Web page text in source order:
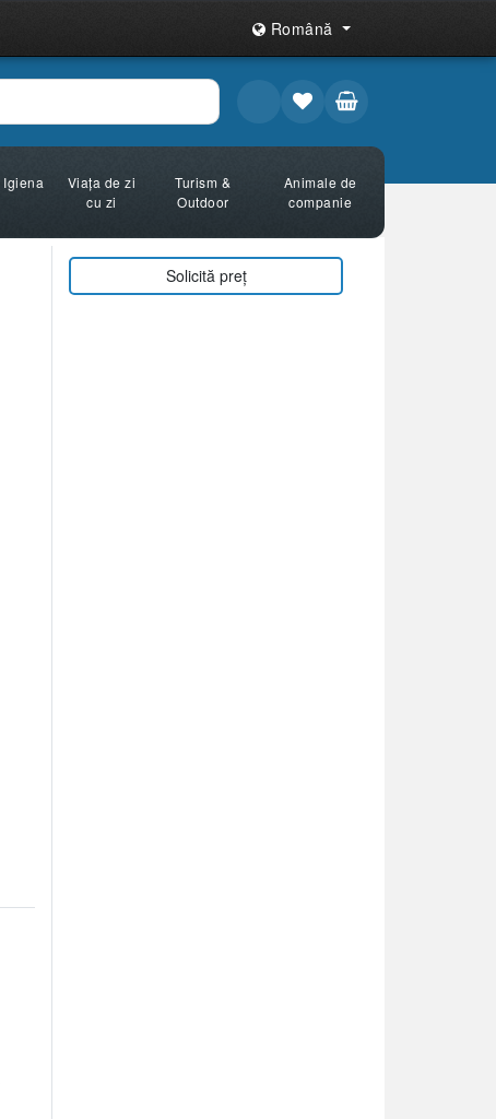
Română
Igiena
Viața de zi
cu zi
Turism &
Outdoor
Animale de
companie
Solicită preț